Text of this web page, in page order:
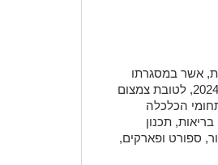
אשר במסגרתו
תקבל העירייה כ-116.5 מיליון שקלים בפריסה עד שנת 2024, לטובת צמצום
הכלכלה
תכנון
ספורט ופארקים,